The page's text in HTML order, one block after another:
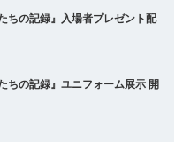
ちの記録』入場者プレゼント配
ちの記録』ユニフォーム展示 開